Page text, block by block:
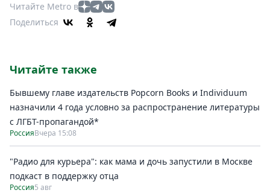
Читайте Metro в
Поделиться
Читайте также
Бывшему главе издательств Popcorn Books и Individuum
назначили 4 года условно за распространение литературы
с ЛГБТ-пропагандой*
РоссияВчера 15:08
"Радио для курьера": как мама и дочь запустили в Москве
подкаст в поддержку отца
Россия5 авг